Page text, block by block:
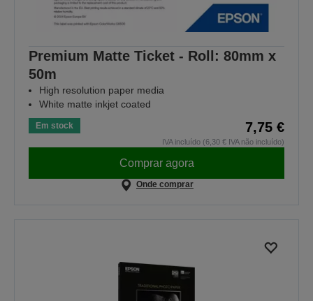
Premium Matte Ticket - Roll: 80mm x
50m
High resolution paper media
White matte inkjet coated
Em stock 7,75 €
IVA incluído (6,30 € IVA não incluído)
Comprar agora
Onde comprar